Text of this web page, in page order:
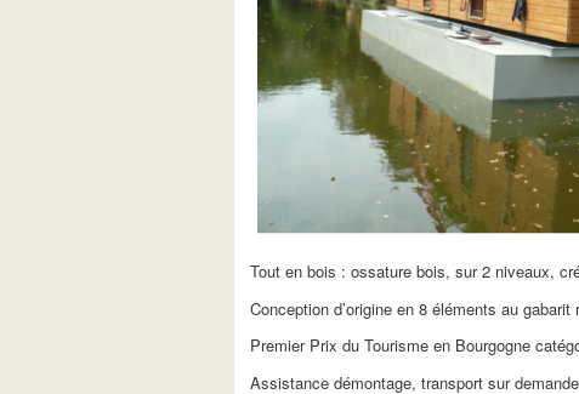
Tout en bois : ossature bois, sur 2 niveaux,
Conception d’origine en 8 éléments au gabarit
Premier Prix du Tourisme en Bourgogne
Assistance démontage, transport sur